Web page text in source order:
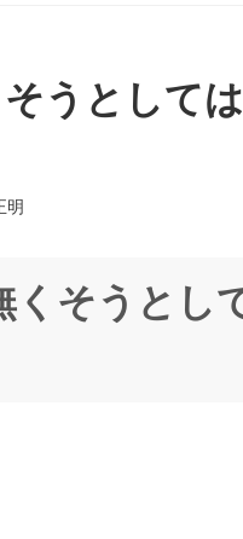
うとして
明
くそうとし